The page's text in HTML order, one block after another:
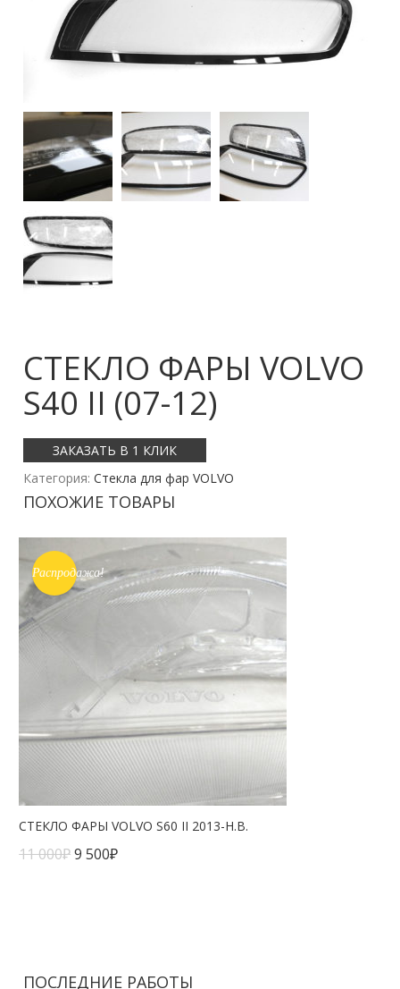
СТЕКЛО ФАРЫ VOLVO
S40 II (07-12)
ЗАКАЗАТЬ В 1 КЛИК
Категория:Стекла для фар VOLVO
ПОХОЖИЕ ТОВАРЫ
Распродажа!
СТЕКЛО ФАРЫ VOLVO S60 II 2013-Н.В.
11 000₽9 500₽
ПОСЛЕДНИЕ РАБОТЫ